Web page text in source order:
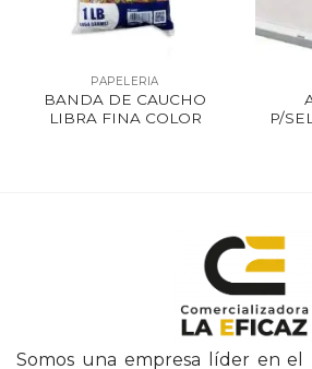
PAPELERIA
BANDA DE CAUCHO
LIBRA FINA COLOR
P/
Somos una empresa líder en el